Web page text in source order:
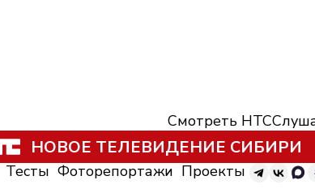
Смотреть НТС
НОВОЕ ТЕЛЕВИДЕНИЕ СИБИРИ
Тесты Фоторепортажи Проекты